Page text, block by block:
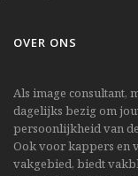
OVER ONS
Als image consultant,
dagelijks bezig om
persoonlijkheid van
Ook voor kappers en
vakgebied, biedt